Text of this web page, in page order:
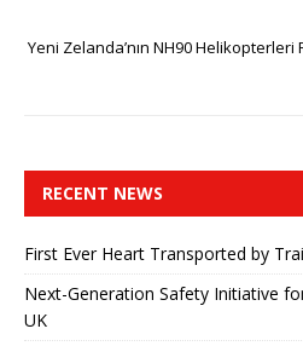
Yeni Zelanda’nın NH90
RECENT NEWS
First Ever Heart Transported by
Next-Generation Safety Initiative
UK